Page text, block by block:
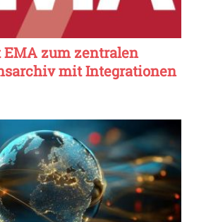
EMA zum zentralen
mit Integrationen